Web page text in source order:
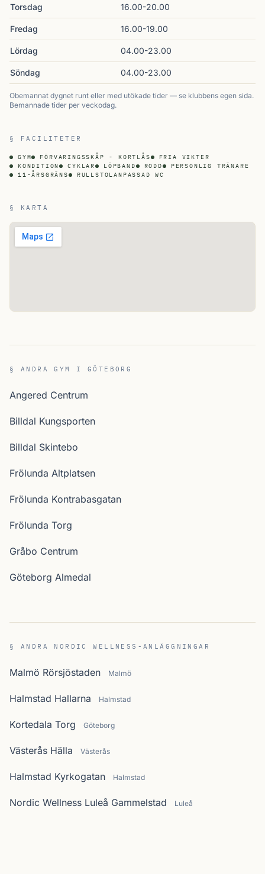
Torsdag 16.00-20.00
Fredag 16.00-19.00
Lördag 04.00-23.00
Söndag 04.00-23.00
Obemannat dygnet runt eller med utökade tider — se klubbens egen sida.
Bemannade tider per veckodag.
§ FACILITETER
GYM FÖRVARINGSSKÅP - KORTLÅS
FRIA VIKTER
KONDITION
CYKLAR LÖPBAND RODD
PERSONLIG TRÄNARE
11-ÅRSGRÄNS
RULLSTOLANPASSAD WC
§ KARTA
§ ANDRA GYM I GÖTEBORG
Angered Centrum
Billdal Kungsporten
Billdal Skintebo
Frölunda Altplatsen
Frölunda Kontrabasgatan
Frölunda Torg
Gråbo Centrum
Göteborg Almedal
§ ANDRA NORDIC WELLNESS-ANLÄGGNINGAR
Malmö Rörsjöstaden Malmö
Halmstad Hallarna Halmstad
Kortedala Torg Göteborg
Västerås Hälla Västerås
Halmstad Kyrkogatan Halmstad
Nordic Wellness Luleå Gammelstad Luleå